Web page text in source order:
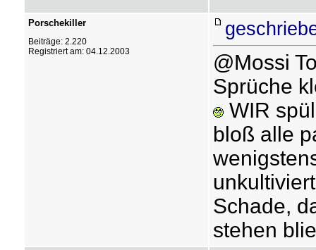
Porschekiller
Beiträge: 2.220
Registriert am: 04.12.2003
@Mossi
Sprüche
WIR
bloß alle
Schade,
stehen